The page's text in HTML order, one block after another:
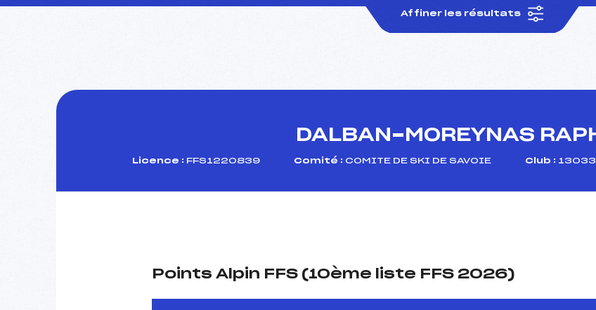
Affiner les résultats
DALBAN-MOREYNAS
Licence : FFS1220839 Comité : COMITE DE SKI DE SAVOIE Club : 13033
Points Alpin FFS (10ème liste FFS 2026)